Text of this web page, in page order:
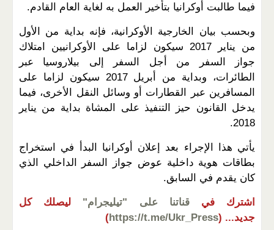
فيما طالبت أوكرانيا بتأخير العمل به لغاية العام القادم.
وبحسب بيان الخارجية الأوكرانية، فإنه بداية من الأول
من يناير 2017 سيكون لزاما على الأوكرانيين امتلاك
جواز السفر من أجل السفر إلى بيلاروسيا عبر
الطائرات، وبداية من أبريل 2017 سيكون لزاما على
المسافرين عبر القطارات أو وسائل النقل الأخرى، فيما
يدخل القانون حيز التنفيذ على المشاة بداية من يناير
2018.
يأتي هذا الإجراء بعد إعلان أوكرانيا البدأ في استخراج
بطاقات هوية داخلية عوض جواز السفر الداخلي الذي
كان يقدم في السابق.
اشترك في قناتنا على "تيليجرام"
ليصلك كل
جديد... (
https://t.me/Ukr_Press
)